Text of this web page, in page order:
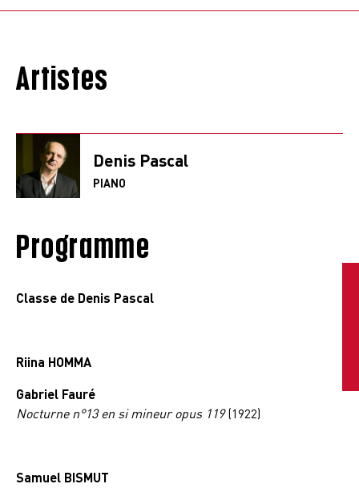
Artistes
Denis Pascal
PIANO
Programme
Classe de Denis Pascal
Riina HOMMA
Gabriel Fauré
Nocturne n°13 en si mineur opus 119(1922)
Samuel BISMUT